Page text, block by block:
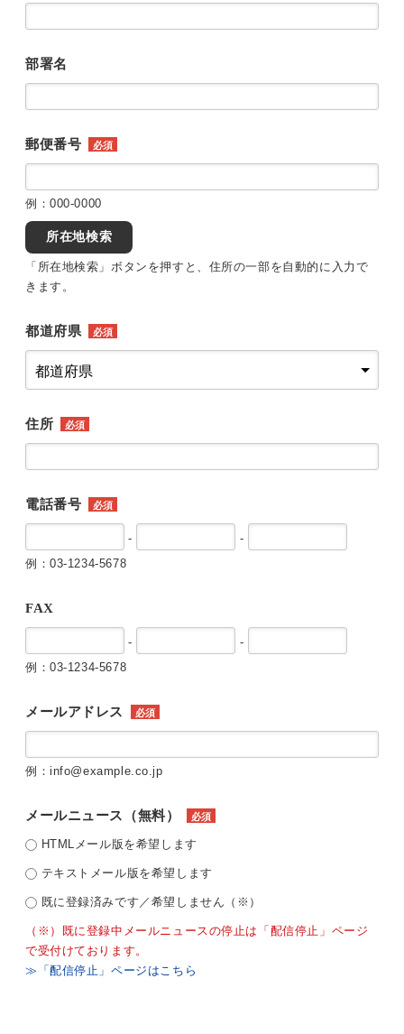
部署名
郵便番号 必須
例：000-0000
所在地検索
「所在地検索」ボタンを押すと、住所の一部を自動的に入力で
きます。
都道府県 必須
住所 必須
電話番号 必須
-
-
例：03-1234-5678
FAX
-
-
例：03-1234-5678
メールアドレス 必須
例：info@example.co.jp
メールニュース（無料） 必須
HTMLメール版を希望します
テキストメール版を希望します
既に登録済みです／希望しません（※）
（※）既に登録中メールニュースの停止は「配信停止」ページ
で受付けております。
≫「配信停止」ページはこちら